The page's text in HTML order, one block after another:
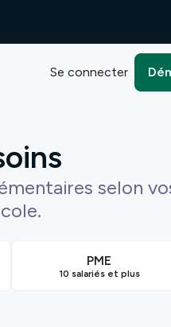
Se connecter
selon
PME
10 salariés et plus